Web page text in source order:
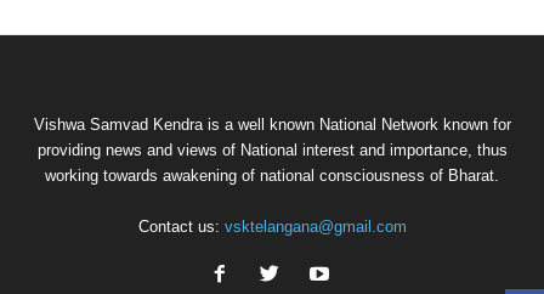
Vishwa Samvad Kendra is a well known National Network known for
providing news and views of National interest and importance, thus
working towards awakening of national consciousness of Bharat.
Contact us: vsktelangana@gmail.com